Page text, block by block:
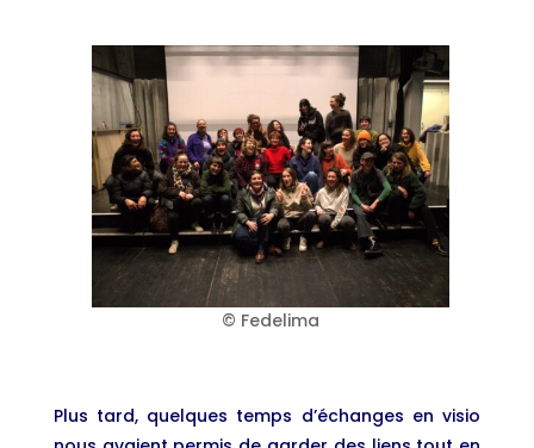
© Fedelima
Plus tard, quelques temps d’échanges en visio